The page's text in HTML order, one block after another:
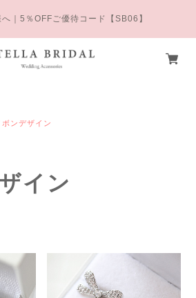
｜5％OFFご優待コード【SB06】
ボンデザイン
イン